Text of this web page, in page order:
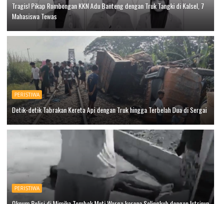
Tragis! Pikap Rombongan KKN Adu Banteng dengan Truk Tangki di Kalsel, 7
Mahasiswa Tewas
PERISTIWA
Detik-detik Tabrakan Kereta Api dengan Truk hingga Terbelah Dua di Sergai
PERISTIWA